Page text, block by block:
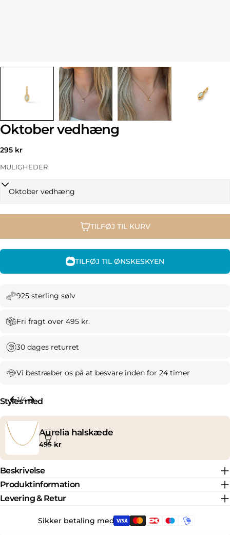
Oktober vedhæng
Normal
295 kr
MULIGHEDER
TILFØJ TIL KURV
TILFØJ TIL ØNSKESKYEN
925 sterling sølv
Fri fragt over 495 kr.
30 dages returret
Vi bestræber os på at besvare inden for 24 timer
Styles med
Aurelia halskæde
Normal
495 kr
1/4
Beskrivelse
Produktinformation
Levering & Retur
Sikker betaling med: